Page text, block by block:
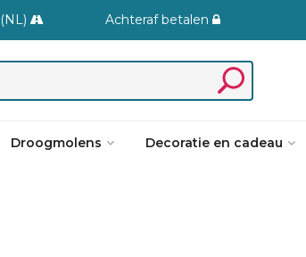
Achteraf betalen
Droogmolens Decoratie en cadeau